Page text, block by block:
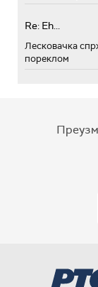
Re: Eh...
Лесковачка
пореклом